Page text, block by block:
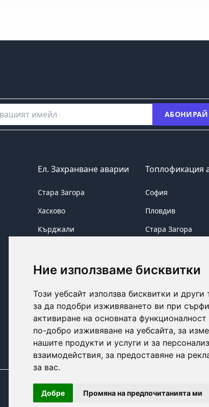
Ние използваме бисквитки
Този уебсайт използва бисквитки и други
за да подобри изживяването ви при
активиране на основната функционалност
по-добро изживяване на уебсайта, за
нашите продукти и услуги и за
взаимодействия, за предоставяне на
за вас.
Добре Промяна на предпочитанията ми
АБОНИРАЙ
Ел. Захранване аварии
Стара Загора
Хасково
Кърджали
Ямбол
Топлофикация
София
Пловдив
Стара Загора